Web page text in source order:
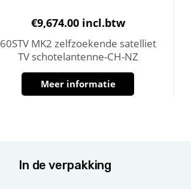
€9,674.00 incl.btw
60STV MK2 zelfzoekende satelliet
TV schotelantenne-CH-NZ
Meer informatie
In de verpakking